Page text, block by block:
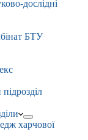
дослідні
БТУ
харчової